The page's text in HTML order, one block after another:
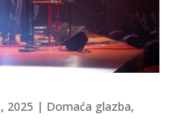
2025 | Domaća glazba,